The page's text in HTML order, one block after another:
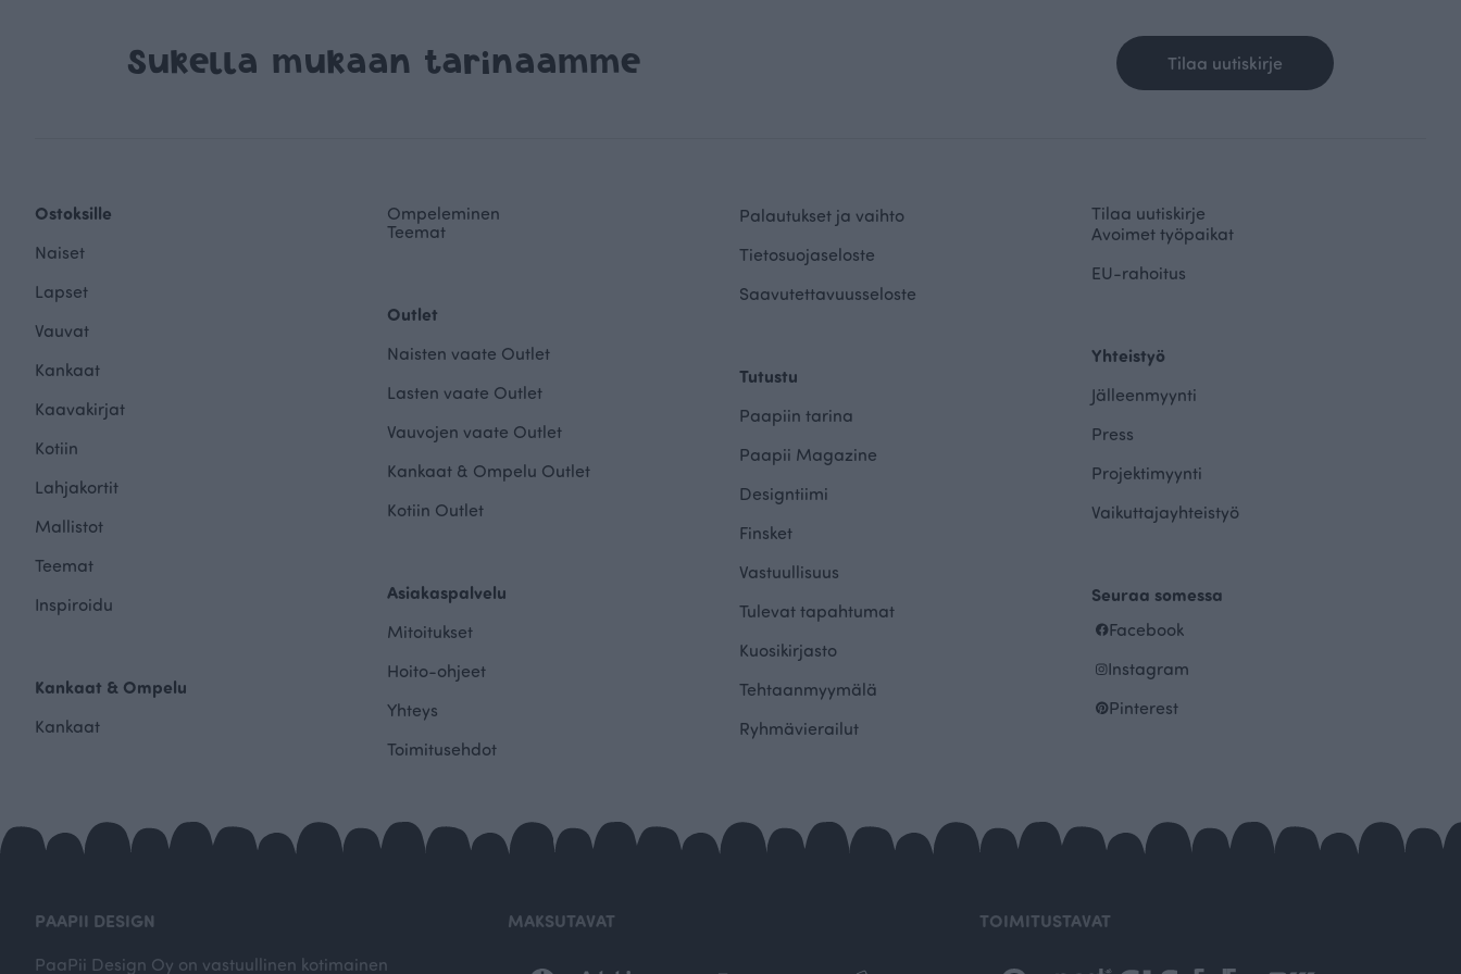
Sukella mukaan tarinaamme Tilaa uutiskirje
Ostoksille
Naiset
Lapset
Vauvat
Kankaat
Kaavakirjat
Kotiin
Lahjakortit
Mallistot
Teemat
Inspiroidu
Kankaat & Ompelu
Kankaat
Ompeleminen
Teemat
Outlet
Naisten vaate Outlet
Lasten vaate Outlet
Vauvojen vaate Outlet
Kankaat & Ompelu Outlet
Kotiin Outlet
Asiakaspalvelu
Mitoitukset
Hoito-ohjeet
Yhteys
Toimitusehdot
Palautukset ja vaihto
Tietosuojaseloste
Saavutettavuusseloste
Tutustu
Paapiin tarina
Paapii Magazine
Designtiimi
Finsket
Vastuullisuus
Tulevat tapahtumat
Kuosikirjasto
Tehtaanmyymälä
Ryhmävierailut
Tilaa uutiskirje
Avoimet työpaikat
EU-rahoitus
Yhteistyö
Jälleenmyynti
Press
Projektimyynti
Vaikuttajayhteistyö
Seuraa somessa
Facebook
Instagram
Pinterest
PAAPII DESIGN
PaaPii Design Oy on vastuullinen kotimainen
MAKSUTAVAT TOIMITUSTAVAT